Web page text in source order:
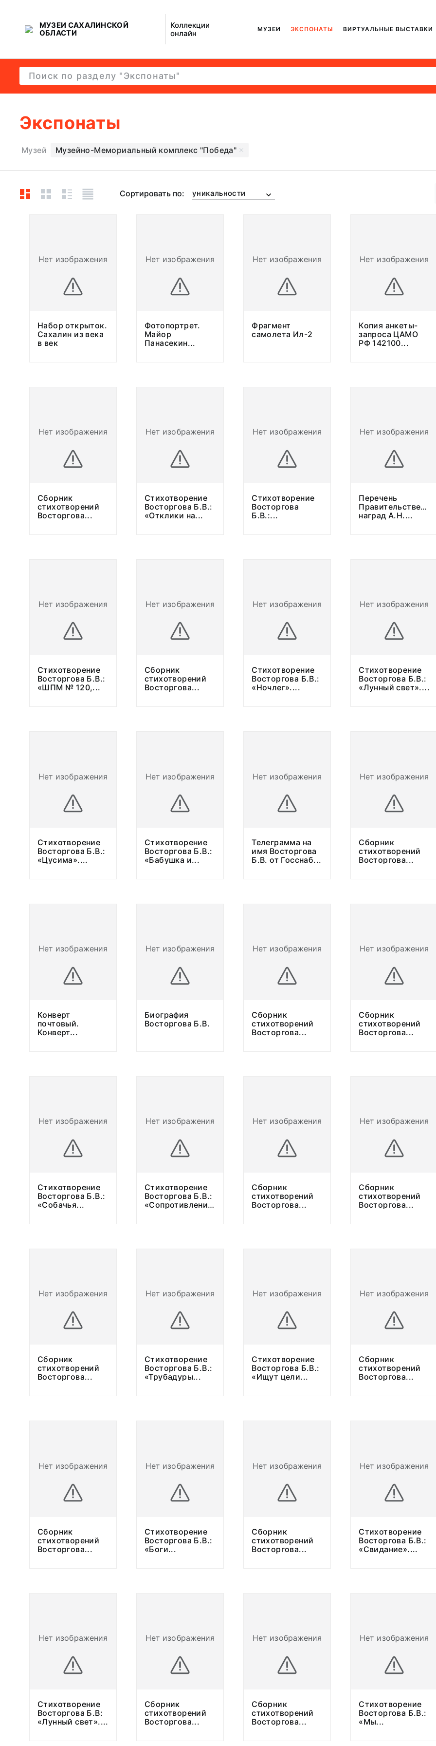
МУЗЕИ САХАЛИНСКОЙ
ОБЛАСТИ
Коллекции
онлайн
МУЗЕИ ЭКСПОНАТЫ ВИРТУАЛЬНЫЕ ВЫСТАВКИ
Экспонаты
Музей Музейно-Мемориальный комплекс "Победа"
Сортировать по: уникальности
Нет изображения
Набор открыток.
Сахалин из века
в век
Нет изображения
Фотопортрет.
Майор
Панасекин...
Нет изображения
Фрагмент
самолета Ил-2
Нет изображения
Копия анкеты-
запроса ЦАМО
РФ 142100...
Нет изображения
Сборник
стихотворений
Восторгова...
Нет изображения
Стихотворение
Восторгова Б.В.:
«Отклики на...
Нет изображения
Стихотворение
Восторгова
Б.В.:...
Нет изображения
Перечень
наград А.Н....
Нет изображения
Стихотворение
Восторгова Б.В.:
«ШПМ № 120,...
Нет изображения
Сборник
стихотворений
Восторгова...
Нет изображения
Стихотворение
Восторгова Б.В.:
«Ночлег»....
Нет изображения
Стихотворение
Восторгова Б.В.:
«Лунный свет»....
Нет изображения
Стихотворение
Восторгова Б.В.:
«Цусима»....
Нет изображения
Стихотворение
Восторгова Б.В.:
«Бабушка и...
Нет изображения
Телеграмма на
имя Восторгова
Б.В. от Госснаб...
Нет изображения
Сборник
стихотворений
Восторгова...
Нет изображения
Конверт
почтовый.
Конверт...
Нет изображения
Биография
Восторгова Б.В.
Нет изображения
Сборник
стихотворений
Восторгова...
Нет изображения
Сборник
стихотворений
Восторгова...
Нет изображения
Стихотворение
Восторгова Б.В.:
«Собачья...
Нет изображения
Стихотворение
Восторгова Б.В.:
«Сопротивление».
Нет изображения
Сборник
стихотворений
Восторгова...
Нет изображения
Сборник
стихотворений
Восторгова...
Нет изображения
Сборник
стихотворений
Восторгова...
Нет изображения
Стихотворение
Восторгова Б.В.:
«Трубадуры...
Нет изображения
Стихотворение
Восторгова Б.В.:
«Ищут цели...
Нет изображения
Сборник
стихотворений
Восторгова...
Нет изображения
Сборник
стихотворений
Восторгова...
Нет изображения
Стихотворение
Восторгова Б.В.:
«Боги...
Нет изображения
Сборник
стихотворений
Восторгова...
Нет изображения
Стихотворение
Восторгова Б.В.:
«Свидание»....
Нет изображения
Стихотворение
Восторгова Б.В:
«Лунный свет»....
Нет изображения
Сборник
стихотворений
Восторгова...
Нет изображения
Сборник
стихотворений
Восторгова...
Нет изображения
Стихотворение
Восторгова Б.В.:
«Мы...